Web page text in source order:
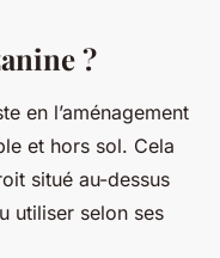
?
en l’aménagement
et hors sol. Cela
situé au-dessus
utiliser selon ses